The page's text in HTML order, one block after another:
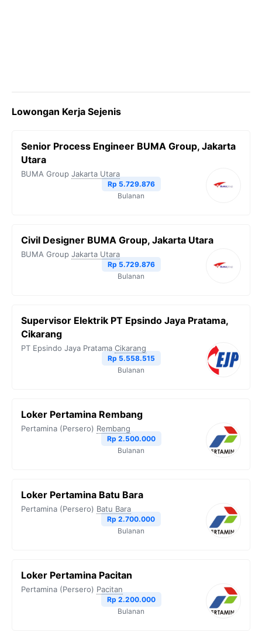
Lowongan Kerja Sejenis
Senior Process Engineer BUMA Group, Jakarta
Utara
BUMA Group Jakarta Utara
Rp 5.729.876
Bulanan
Civil Designer BUMA Group, Jakarta Utara
BUMA Group Jakarta Utara
Rp 5.729.876
Bulanan
Supervisor Elektrik PT Epsindo Jaya Pratama,
Cikarang
PT Epsindo Jaya Pratama Cikarang
Rp 5.558.515
Bulanan
Loker Pertamina Rembang
Pertamina (Persero) Rembang
Rp 2.500.000
Bulanan
Loker Pertamina Batu Bara
Pertamina (Persero) Batu Bara
Rp 2.700.000
Bulanan
Loker Pertamina Pacitan
Pertamina (Persero) Pacitan
Rp 2.200.000
Bulanan